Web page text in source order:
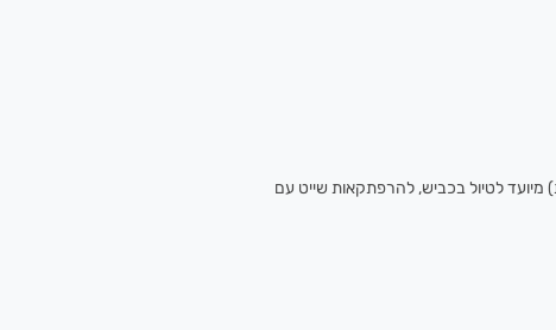
לטיול בכביש, להרפתקאות שייט עם